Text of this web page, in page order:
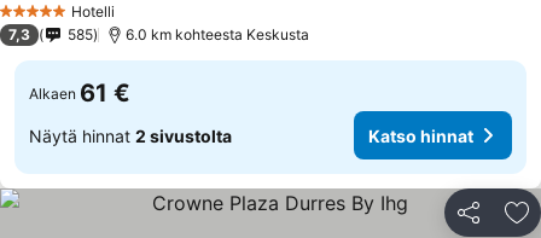
5 Tähtiluokitus
Hotelli
7,3 585 6.0 km kohteesta Keskusta
Alkaen 61 €
Näytä hinnat 2 sivustolta Katso hinnat
Jaa